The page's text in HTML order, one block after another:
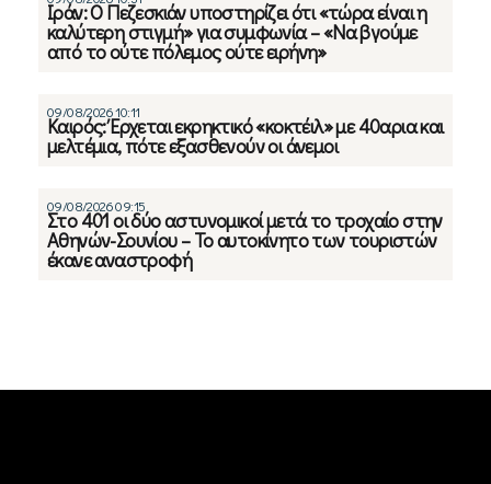
Ιράν: Ο Πεζεσκιάν υποστηρίζει ότι «τώρα είναι η
καλύτερη στιγμή» για συμφωνία – «Να βγούμε
από το ούτε πόλεμος ούτε ειρήνη»
09/08/2026 10:11
Καιρός: Έρχεται εκρηκτικό «κοκτέιλ» με 40αρια και
μελτέμια, πότε εξασθενούν οι άνεμοι
09/08/2026 09:15
Στο 401 οι δύο αστυνομικοί μετά το τροχαίο στην
Αθηνών-Σουνίου – Το αυτοκίνητο των τουριστών
έκανε αναστροφή